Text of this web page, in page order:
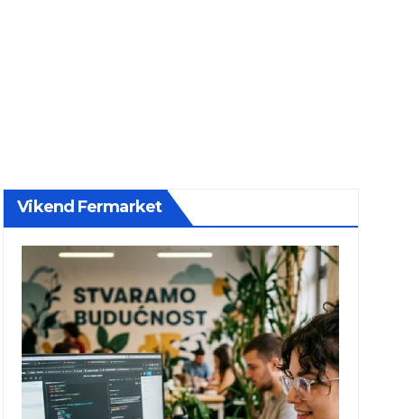
Vikend Fermarket